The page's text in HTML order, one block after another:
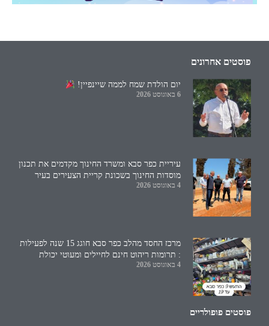
פוסטים אחרונים
יום הולדת שמח לממה שיינפיין!
6 באוגוסט 2026
עיריית כפר סבא ומשרד החינוך מקדמים את תכנון
מוסדות החינוך בשכונת קריית הצעירים בעיר
4 באוגוסט 2026
מרכז החסד מהלב כפר סבא חוגג 15 שנה לפעילות
: תרומות ריהוט חינם לחיילים ומעוטי יכולת
4 באוגוסט 2026
פוסטים פופולריים